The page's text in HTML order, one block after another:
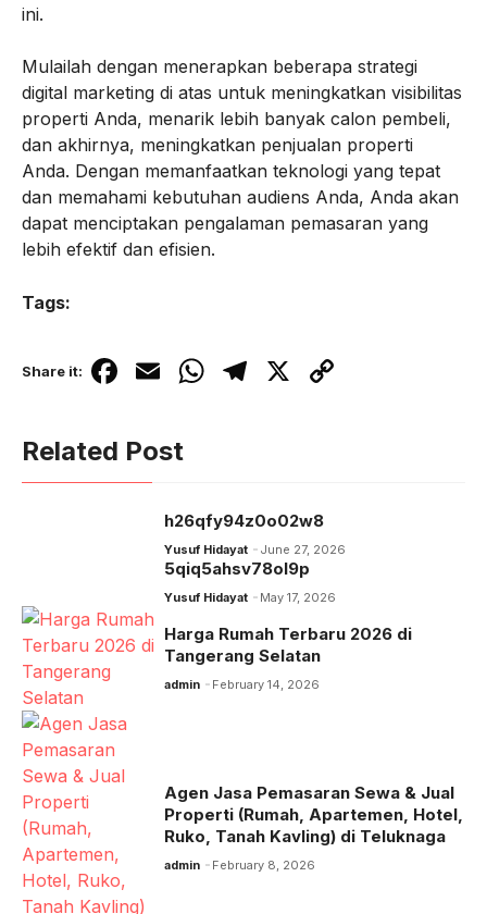
ini.
Mulailah dengan menerapkan beberapa strategi
digital marketing di atas untuk meningkatkan visibilitas
properti Anda, menarik lebih banyak calon pembeli,
dan akhirnya, meningkatkan penjualan properti
Anda. Dengan memanfaatkan teknologi yang tepat
dan memahami kebutuhan audiens Anda, Anda akan
dapat menciptakan pengalaman pemasaran yang
lebih efektif dan efisien.
Tags:
Share it: F
c
e
k
E
ail
W
at
s
A
p
p
T
a
m
X C
Li
n
k
Related Post
h26qfy94z0o02w8
Yusuf Hidayat June 27, 2026
5qiq5ahsv78ol9p
Yusuf Hidayat May 17, 2026
Harga Rumah Terbaru 2026 di
Tangerang Selatan
admin February 14, 2026
Agen Jasa Pemasaran Sewa & Jual
Properti (Rumah, Apartemen, Hotel,
Ruko, Tanah Kavling) di Teluknaga
admin February 8, 2026